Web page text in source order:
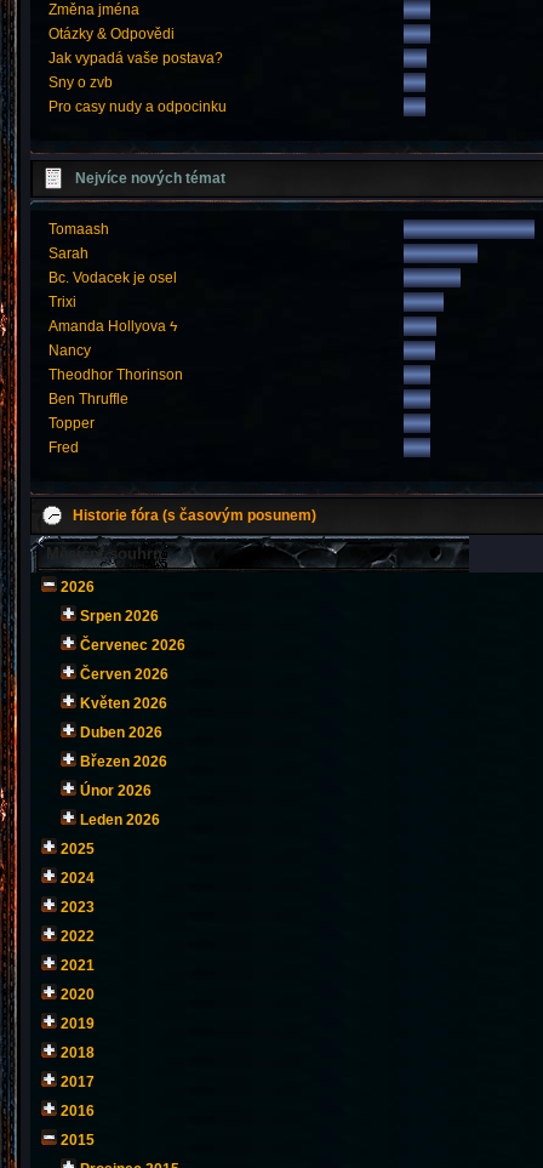
Změna jména
Otázky & Odpovědi
Jak vypadá vaše postava?
Sny o zvb
Pro casy nudy a odpocinku
Nejvíce nových témat
Tomaash
Sarah
Bc. Vodacek je osel
Trixi
Amanda Hollyova ϟ
Nancy
Theodhor Thorinson
Ben Thruffle
Topper
Fred
Historie fóra (s časovým posunem)
Měsíční souhrn
2026
Srpen 2026
Červenec 2026
Červen 2026
Květen 2026
Duben 2026
Březen 2026
Únor 2026
Leden 2026
2025
2024
2023
2022
2021
2020
2019
2018
2017
2016
2015